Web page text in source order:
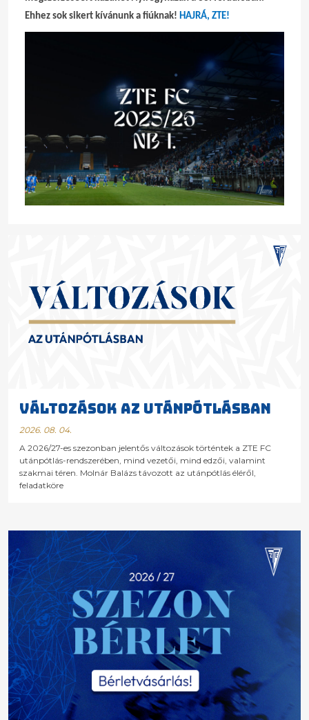
Ehhez sok sikert kívánunk a fiúknak! HAJRÁ, ZTE!
VÁLTOZÁSOK AZ UTÁNPÓTLÁSBAN
2026. 08. 04.
A 2026/27-es szezonban jelentős változások történtek a ZTE FC
utánpótlás-rendszerében, mind vezetői, mind edzői, valamint
szakmai téren. Molnár Balázs távozott az utánpótlás éléről,
feladatköre